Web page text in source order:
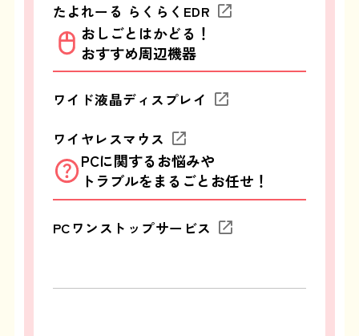
たよれーる らくらくEDR
おしごとはかどる！
おすすめ周辺機器
ワイド液晶ディスプレイ
ワイヤレスマウス
PCに関するお悩みや
トラブルをまるごとお任せ！
PCワンストップサービス